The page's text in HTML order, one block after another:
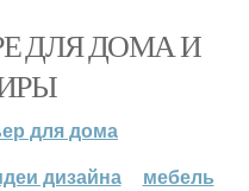
ДЛЯ ДОМА И
для дома
дизайна мебель